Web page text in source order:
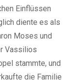
Einflüssen
diente es als
Moses und
Vassilios
stammte, und
die Familie